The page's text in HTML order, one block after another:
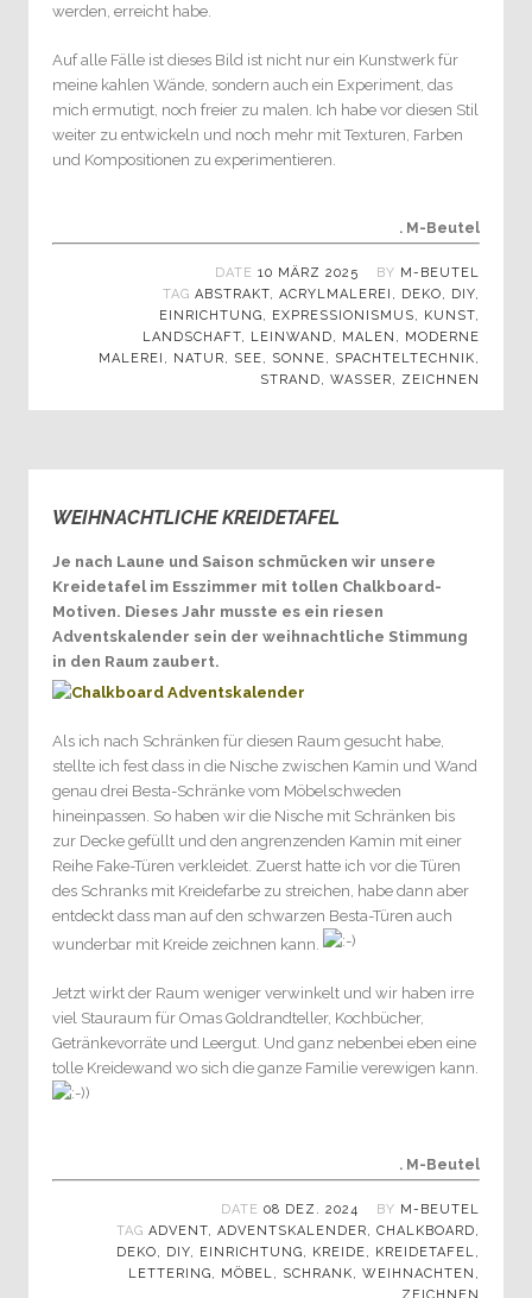
werden, erreicht habe.
Auf alle Fälle ist dieses Bild ist nicht nur ein Kunstwerk für
meine kahlen Wände, sondern auch ein Experiment, das
mich ermutigt, noch freier zu malen. Ich habe vor diesen Stil
weiter zu entwickeln und noch mehr mit Texturen, Farben
und Kompositionen zu experimentieren.
. M-Beutel
DATE 10 MÄRZ 2025 BY M-BEUTEL
TAG ABSTRAKT, ACRYLMALEREI , DEKO, DIY,
EINRICHTUNG, EXPRESSIONISMUS, KUNST,
LANDSCHAFT, LEINWAND, MALEN , MODERNE
MALEREI , NATUR, SEE, SONNE, SPACHTELTECHNIK,
STRAND, WASSER, ZEICHNEN
WEIHNACHTLICHE KREIDETAFEL
Je nach Laune und Saison schmücken wir unsere
Kreidetafel im Esszimmer mit tollen Chalkboard-
Motiven. Dieses Jahr musste es ein riesen
Adventskalender sein der weihnachtliche Stimmung
in den Raum zaubert.
Als ich nach Schränken für diesen Raum gesucht habe,
stellte ich fest dass in die Nische zwischen Kamin und Wand
genau drei Besta-Schränke vom Möbelschweden
hineinpassen. So haben wir die Nische mit Schränken bis
zur Decke gefüllt und den angrenzenden Kamin mit einer
Reihe Fake-Türen verkleidet. Zuerst hatte ich vor die Türen
des Schranks mit Kreidefarbe zu streichen, habe dann aber
entdeckt dass man auf den schwarzen Besta-Türen auch
wunderbar mit Kreide zeichnen kann.
Jetzt wirkt der Raum weniger verwinkelt und wir haben irre
viel Stauraum für Omas Goldrandteller, Kochbücher,
Getränkevorräte und Leergut. Und ganz nebenbei eben eine
tolle Kreidewand wo sich die ganze Familie verewigen kann.
. M-Beutel
DATE 08 DEZ. 2024 BY M-BEUTEL
TAG ADVENT, ADVENTSKALENDER, CHALKBOARD,
DEKO, DIY, EINRICHTUNG, KREIDE, KREIDETAFEL,
LETTERING, MÖBEL, SCHRANK, WEIHNACHTEN ,